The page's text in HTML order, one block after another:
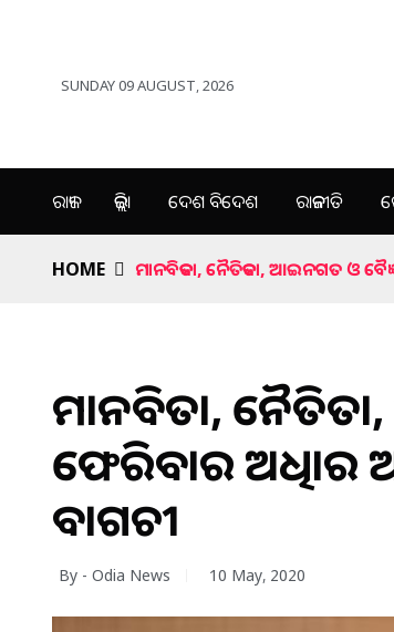
SUNDAY 09 AUGUST, 2026
ରାଜ୍ୟ ଜିଲ୍ଲା ଦେଶ ବିଦେଶ ରାଜନୀତି
HOME ମାନବିକତା, ନୈତିକତା, ଆଇନଗତ ଓ
ମାନବିକତା,
ଫେରିବାର ଅଧିକାର
ବାଗଚୀ
By - Odia News 10 May, 2020